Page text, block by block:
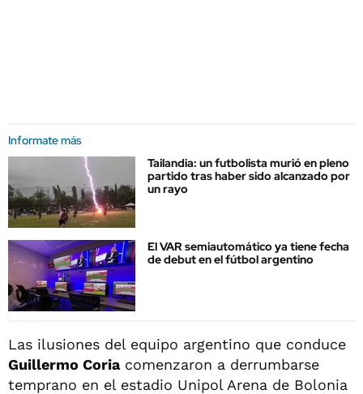
Informate más
Tailandia: un futbolista murió en pleno
partido tras haber sido alcanzado por
un rayo
El VAR semiautomático ya tiene fecha
de debut en el fútbol argentino
Las ilusiones del equipo argentino que conduce
Guillermo Coriacomenzaron a derrumbarse
temprano en el estadio Unipol Arena de Bolonia